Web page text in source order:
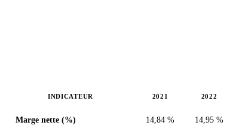
INDICATEUR 2021 2022
Marge nette (%) 14,84 % 14,95 %